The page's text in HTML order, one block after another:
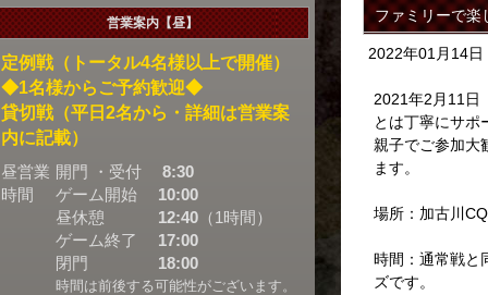
ファミリーで楽
2022年01月14日
2021年2月11日
とは丁寧にサポ
親子でご参加大
ます。
場所：加古川
時間：通常戦と
ズです。
営業案内【昼】
定例戦（トータル4名様以上で開催）
◆1名様からご予約歓迎◆
貸切戦（平日2名から・詳細は営業案
内に記載）
昼営業
時間
開門 ・受付 8:30
ゲーム開始
10:00
昼休憩
12:40 （1時間）
ゲーム終了
17:00
閉門
18:00
時間は前後する可能性がございます。